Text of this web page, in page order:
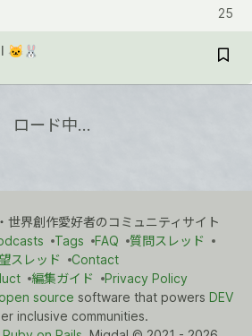
25
🐱🐰
ロード中…
界創作愛好者のコミュニティサイト
Tags FAQ
質問スレッド
スレッド
Contact
編集ガイド
Privacy Policy
open source software that powers DEV
inclusive communities.